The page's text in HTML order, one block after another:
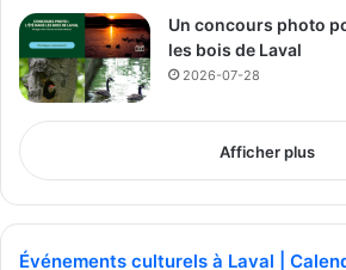
Un concours photo
les bois de Laval
2026-07-28
Afficher plus
Événements culturels à Laval |